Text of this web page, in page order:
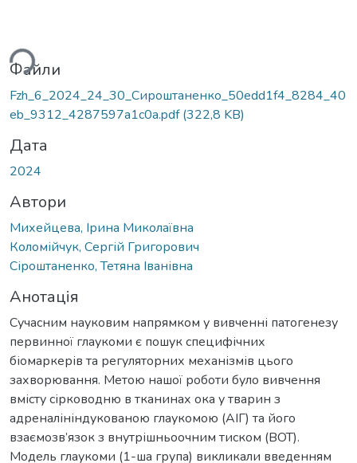
Файли
Fzh_6_2024_24_30_Сироштаненко_50edd1f4_8284_40
eb_9312_4287597a1c0a.pdf(322,8 KB)
Дата
2024
Автори
Михейцева, Ірина Миколаївна
Коломійчук, Сергій Григорович
Сіроштаненко, Тетяна Іванівна
Анотація
Сучасним науковим напрямком у вивченні патогенезу
первинної глаукоми є пошук специфічних
біомаркерів та регуляторних механізмів цього
захворювання. Метою нашої роботи було вивчення
вмісту сірководню в тканинах ока у тварин з
адреналініндукованою глаукомою (АІГ) та його
взаємозв’язок з внутрішньоочним тиском (ВОТ).
Модель глаукоми (1-ша група) викликали введенням